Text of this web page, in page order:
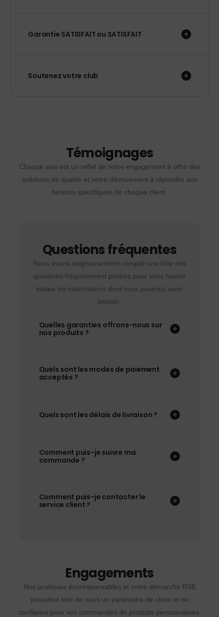
Garantie SATISFAIT ou SATISFAIT
Soutenez votre club
Témoignages
Chaque avis est un reflet de notre engagement à offrir des
solutions de qualité et notre dévouement à répondre aux
besoins spécifiques de chaque client.
Questions fréquentes
Nous avons soigneusement compilé une liste des
questions fréquemment posées pour vous fournir
toutes les informations dont vous pourriez avoir
besoin.
Quelles garanties offrons-nous sur
nos produits ?
Quels sont les modes de paiement
acceptés ?
Quels sont les délais de livraison ?
Comment puis-je suivre ma
commande ?
Comment puis-je contacter le
service client ?
Engagements
Nos pratiques écoresponsables et notre démarche RSE
proactive font de nous un partenaire de choix et de
confiance pour vos commandes de produits personnalisés.